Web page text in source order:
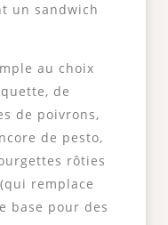
un sandwich
au choix
de
de poivrons,
de pesto,
rôties
remplace
base pour des